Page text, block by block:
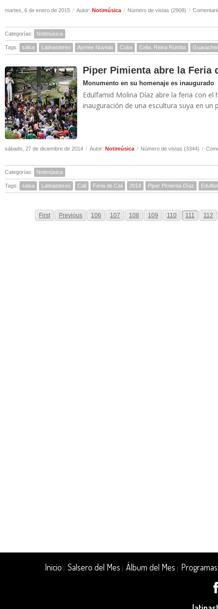
martes, 6 de enero de 2015 / Autor: Notimúsica / Número de vistas (2908) /
Categorías: Notimúsica
Tags: salsa Latinastereo Aymée Nuviola Cuba Celia. Reina Rumba
Piper Pimienta abre la Feria
Monumento en su homenaje es inaugurado
Edulfamid Molina Díaz abre la feria con
inauguración de una escultura suya en un
sábado, 27 de diciembre de 2014 / Autor: Notimúsica / Número de vistas (3344) /
Categorías: Notimúsica
Tags: salsa Latinastereo Cali Feria de Cali 2014 Piper Pimienta Díaz
First Previous 106 107 108 109 110 111 112
Inicio |Salsero del Mes |Álbum del Mes Programas